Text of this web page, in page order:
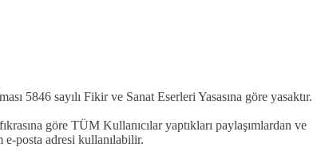
5846 sayılı Fikir ve Sanat Eserleri Yasasına göre yasaktır.
göre TÜM Kullanıcılar yaptıkları paylaşımlardan ve
posta adresi kullanılabilir.